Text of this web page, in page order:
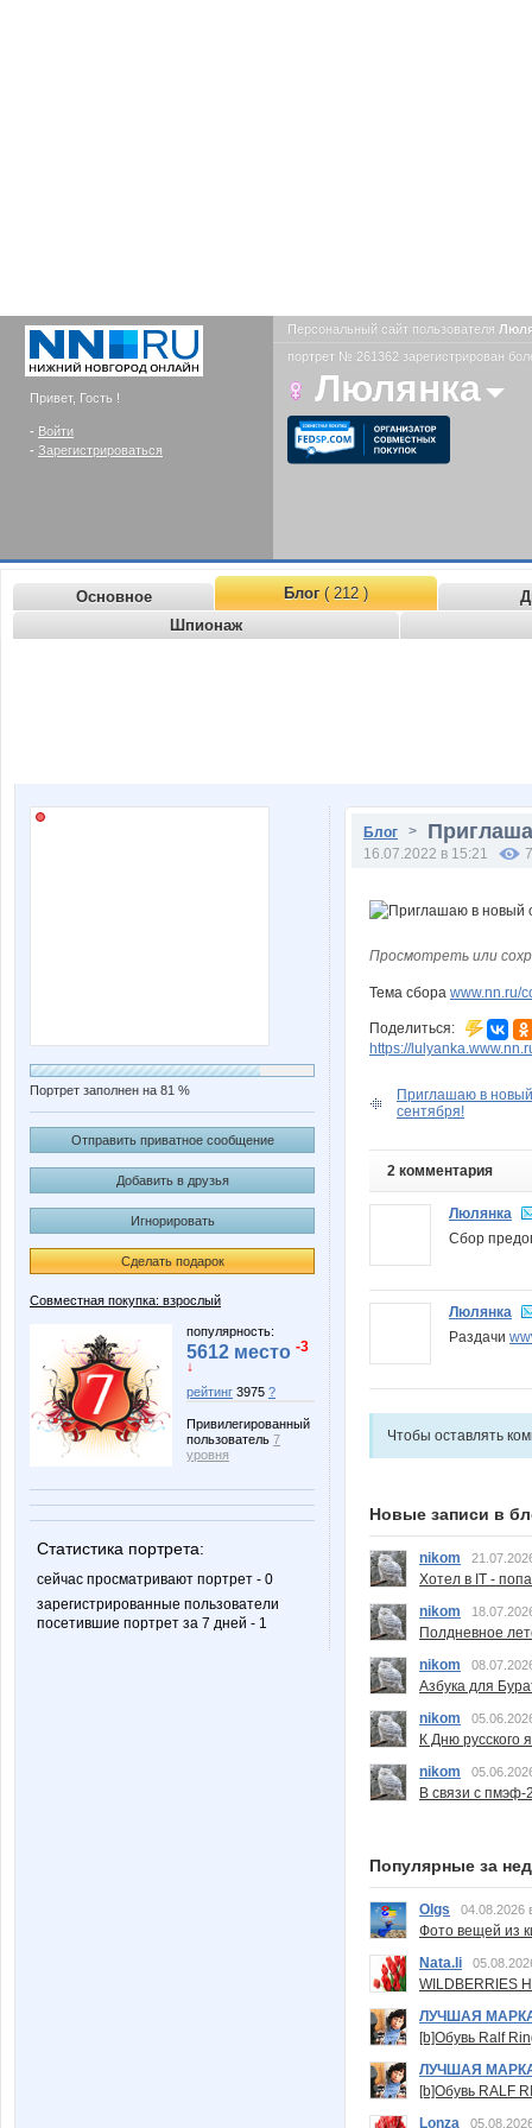
Привет, Гость !
- Войти
- Зарегистрироваться
Персональный сайт пользователя
портрет № 261362 зарегистрирован
Люлянка
Основное Блог( 212 )
Шпионаж
Портрет заполнен на 81 %
Отправить приватное сообщение
Добавить в друзья
Игнорировать
Сделать подарок
Совместная покупка: взрослый
популярность:
5612 место -3
↓
рейтинг 3975 ?
Привилегированный
пользователь 7
уровня
Статистика портрета:
сейчас просматривают портрет - 0
зарегистрированные пользователи
посетившие портрет за 7 дней - 1
Блог >
16.07.2022 в 15:21
Просмотреть или
Тема сбора www.nn.ru/
Поделиться:
https://
Приглашаю в
сентября!
2 комментария
Люлянка
Сбор
Люлянка
Раздачи
Чтобы оставлять
Новые записи в
nikom
Хотел в IT -
nikom
Полдневное
nikom
Азбука для
nikom
К Дню русского
nikom
В связи с пмэф-
Популярные за
Olgs 04.08.2026
Фото вещей из
Nata.li
ЛУЧШАЯ
[b]Обувь Ralf
ЛУЧШАЯ
[b]Обувь RALF
Lonza